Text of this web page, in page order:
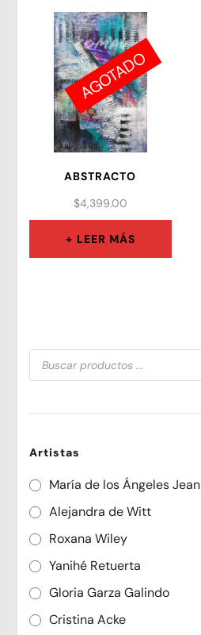
ABSTRACTO
$4,399.00
LEER MÁS
AGOTADO
Búsqueda
de
Artistas
María de los Ángeles Jean
Alejandra de Witt
Roxana Wiley
Yanihé Retuerta
Gloria Garza Galindo
Cristina Acke